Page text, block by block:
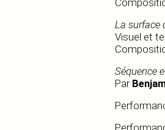
La surface
Visuel et
Séquence
Par